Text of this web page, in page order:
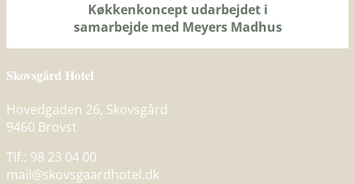
Køkkenkoncept udarbejdet i
samarbejde med Meyers Madhus
Skovsgård Hotel
Hovedgaden 26, Skovsgård
9460 Brovst
Tlf.: 98 23 04 00
mail@skovsgaardhotel.dk